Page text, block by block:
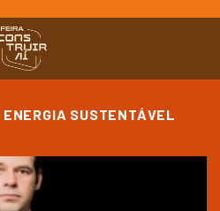
ENERGIA SUSTENTÁVEL